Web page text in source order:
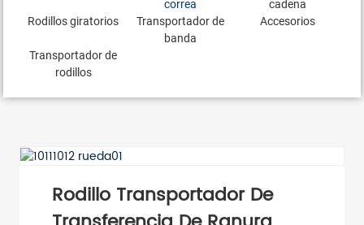
correa
cadena
Rodillos giratorios
Transportador de
banda
Accesorios
Transportador de
rodillos
Rodillo Transportador De